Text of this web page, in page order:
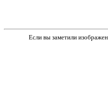
Если вы заметили